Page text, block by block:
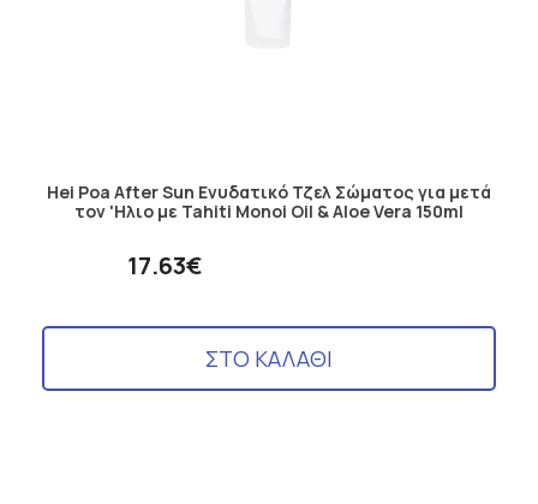
Hei Poa After Sun Ενυδατικό Τζελ Σώματος για μετά
τον 'Ηλιο με Tahiti Monoi Oil & Aloe Vera 150ml
17.63€
ΣΤΟ ΚΑΛΑΘΙ